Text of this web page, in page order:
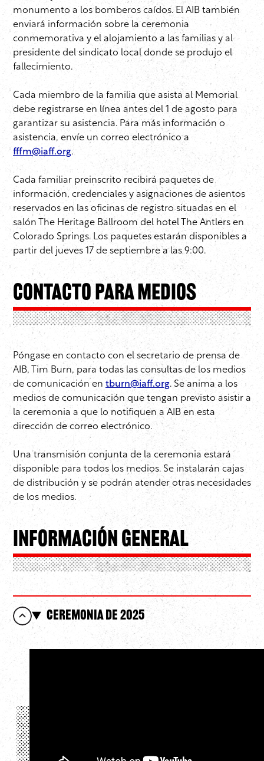
monumento a los bomberos caídos. El AIB también
enviará información sobre la ceremonia
conmemorativa y el alojamiento a las familias y al
presidente del sindicato local donde se produjo el
fallecimiento.
Cada miembro de la familia que asista al Memorial
debe registrarse en línea antes del 1 de agosto para
garantizar su asistencia. Para más información o
asistencia, envíe un correo electrónico a
fffm@iaff.org.
Cada familiar preinscrito recibirá paquetes de
información, credenciales y asignaciones de asientos
reservados en las oficinas de registro situadas en el
salón The Heritage Ballroom del hotel The Antlers en
Colorado Springs. Los paquetes estarán disponibles a
partir del jueves 17 de septiembre a las 9:00.
Contacto para Medios
Póngase en contacto con el secretario de prensa de
AIB, Tim Burn, para todas las consultas de los medios
de comunicación en tburn@iaff.org. Se anima a los
medios de comunicación que tengan previsto asistir a
la ceremonia a que lo notifiquen a AIB en esta
dirección de correo electrónico.
Una transmisión conjunta de la ceremonia estará
disponible para todos los medios. Se instalarán cajas
de distribución y se podrán atender otras necesidades
de los medios.
Información General
Ceremonia de 2025